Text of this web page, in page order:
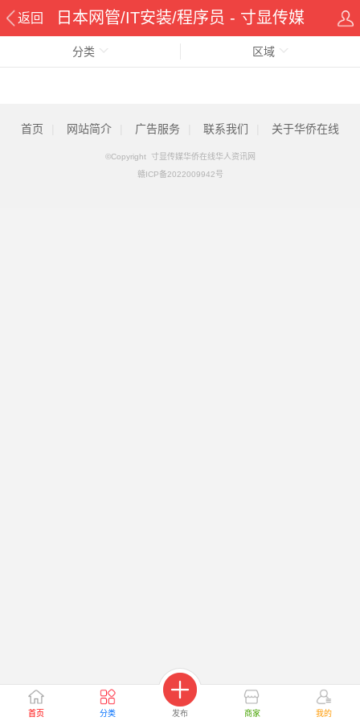
返回 日本网管/IT安装/程序员 - 寸显传媒
首页 分类 发布 商家 我的
分类 区域
首页 网站简介 广告服务 联系我们 关于华侨在线
©Copyright 寸显传媒华侨在线华人资讯网
赣ICP备2022009942号